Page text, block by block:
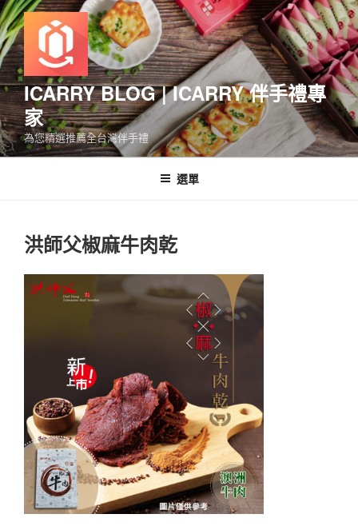
跳
至
主
要
內
容
ICARRY BLOG | ICARRY 伴手禮專
家
為您精選推薦全台灣伴手禮
選單
洪師父椒麻牛肉乾